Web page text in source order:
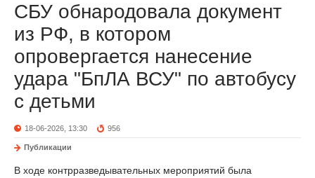
СБУ обнародовала документ
из РФ, в котором
опровергается нанесение
удара "БпЛА ВСУ" по автобусу
с детьми
18-06-2026, 13:30 956
Публикации
В ходе контрразведывательных мероприятий была